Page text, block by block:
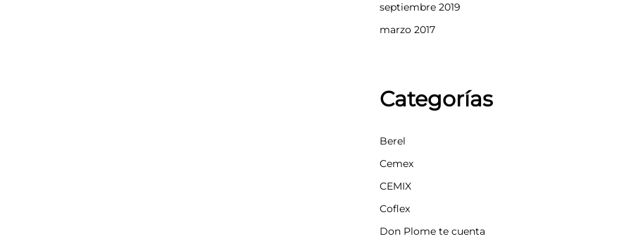
septiembre 2019
marzo 2017
Categorías
Berel
Cemex
CEMIX
Coflex
Don Plome te cuenta